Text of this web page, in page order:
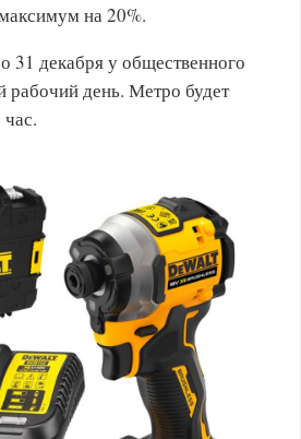
на 20%.
31 декабря у общественного
день. Метро будет